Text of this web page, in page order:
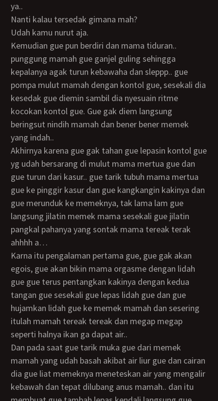
ya..
Nanti kalau tersedak gimana mah?
Udah kamu nurut aja.
Kemudian gue pun berdiri dan mama tiduran..
punggung mamah gue ganjel guling sehingga
kepalanya agak turun kebawaha dan sleppp.. gue
pompa mulut mamah dengan kontol gue, sesekali dia
kesedak gue diemin sambil dia nyesuain ritme
kocokan kontol gue. Gue gak diem langsung
beringsut nindih mamah dan bener bener memek
yang indah..
Akhirnya karena gue gak tahan gue lepasin kontol gue
yg udah bersarang di mulut mama mertua gue dan
gue turun dari kasur.. gue tarik tubuh mama mertua
gue ke pinggir kasur dan gue kangkangin kakinya dan
gue merunduk ke memeknya, tak lama lam gue
langsung jilatin memek mama sesekali gue jilatin
pangkal pahanya yang sontak mama tereak terak
ahhhh a…
Karna itu pengalaman pertama gue, gue gak akan
egois, gue akan bikin mama orgasme dengan lidah
gue gue terus pentangkan kakinya dengan kedua
tangan gue sesekali gue lepas lidah gue dan gue
hujamkan lidah gue ke memek mamah dan sesering
itulah mamah tereak tereak dan megap megap
seperti halnya ikan ga dapat air..
dan pada saat gue tarik muka gue dari memek
mamah yang udah basah akibat air liur gue dan cairan
dia gue liat memeknya meneteskan air yang mengalir
kebawah dan tepat dilubang anus mamah.. dan itu